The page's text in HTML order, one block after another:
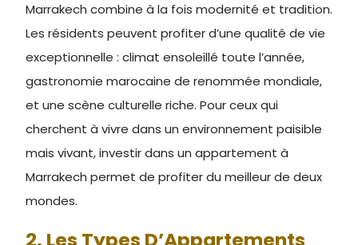
Marrakech combine à la fois modernité et tradition.
Les résidents peuvent profiter d’une qualité de vie
exceptionnelle : climat ensoleillé toute l’année,
gastronomie marocaine de renommée mondiale,
et une scène culturelle riche. Pour ceux qui
cherchent à vivre dans un environnement paisible
mais vivant, investir dans un appartement à
Marrakech permet de profiter du meilleur de deux
mondes.